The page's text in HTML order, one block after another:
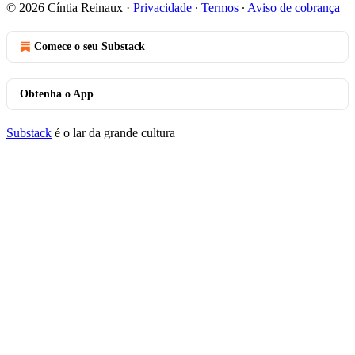
© 2026 Cíntia Reinaux · Privacidade ∙ Termos ∙ Aviso de cobrança
Comece o seu Substack
Obtenha o App
Substack é o lar da grande cultura